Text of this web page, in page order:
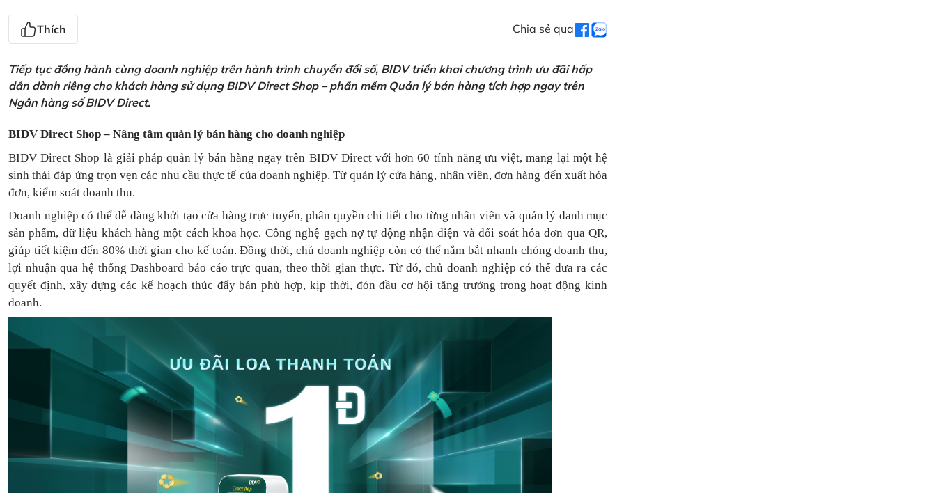
Thích Chia sẻ qua
Tiếp tục đồng hành cùng doanh nghiệp trên hành trình chuyển đổi số, BIDV triển khai chương trình ưu đãi hấp
dẫn dành riêng cho khách hàng sử dụng BIDV Direct Shop – phần mềm Quản lý bán hàng tích hợp ngay trên
Ngân hàng số BIDV Direct.
BIDV Direct Shop – Nâng tầm quản lý bán hàng cho doanh nghiệp
BIDV Direct Shop là giải pháp quản lý bán hàng ngay trên BIDV Direct với hơn 60 tính năng ưu việt, mang lại một hệ
sinh thái đáp ứng trọn vẹn các nhu cầu thực tế của doanh nghiệp. Từ quản lý cửa hàng, nhân viên, đơn hàng đến xuất hóa
đơn, kiểm soát doanh thu.
Doanh nghiệp có thể dễ dàng khởi tạo cửa hàng trực tuyến, phân quyền chi tiết cho từng nhân viên và quản lý danh mục
sản phẩm, dữ liệu khách hàng một cách khoa học. Công nghệ gạch nợ tự động nhận diện và đối soát hóa đơn qua QR,
giúp tiết kiệm đến 80% thời gian cho kế toán. Đồng thời, chủ doanh nghiệp còn có thể nắm bắt nhanh chóng doanh thu,
lợi nhuận qua hệ thống Dashboard báo cáo trực quan, theo thời gian thực. Từ đó, chủ doanh nghiệpcó thể đưara các
quyết định, xây dựng các kế hoạch thúc đẩy bán phù hợp, kịp thời, đón đầu cơ hội tăng trưởng trong hoạt động kinh
doanh.